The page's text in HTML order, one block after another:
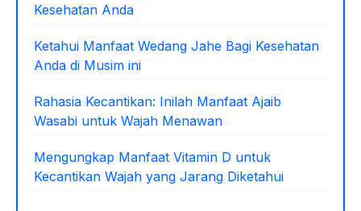
Kesehatan Anda
Ketahui Manfaat Wedang Jahe Bagi Kesehatan
Anda di Musim ini
Rahasia Kecantikan: Inilah Manfaat Ajaib
Wasabi untuk Wajah Menawan
Mengungkap Manfaat Vitamin D untuk
Kecantikan Wajah yang Jarang Diketahui